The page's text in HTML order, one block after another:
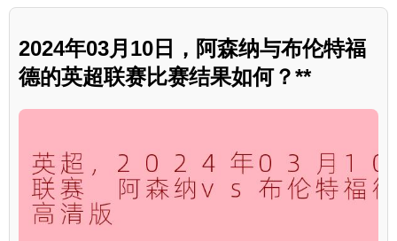
2024年03月10日，阿森纳与布伦特福
德的英超联赛比赛结果如何？**